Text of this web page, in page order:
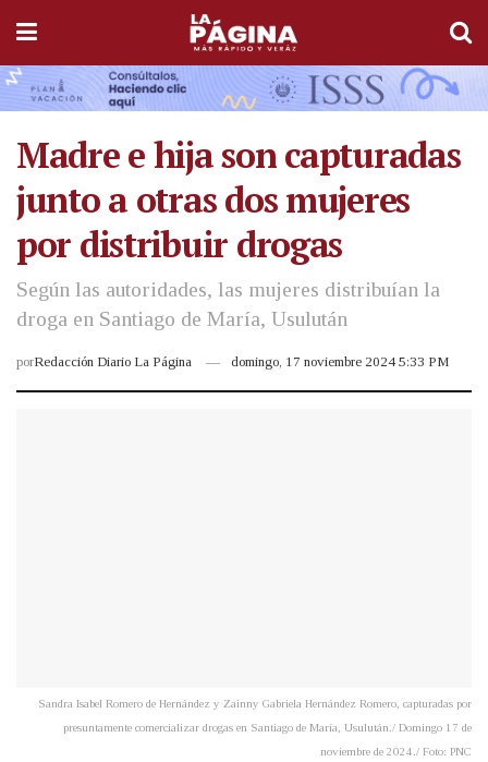
Madre e hija son capturadas
junto a otras dos mujeres
por distribuir drogas
Según las autoridades, las mujeres distribuían la
droga en Santiago de María, Usulután
porRedacción Diario La Página domingo, 17 noviembre 2024 5:33 PM
Sandra Isabel Romero de Hernández y Zainny Gabriela Hernández Romero, capturadas por
presuntamente comercializar drogas en Santiago de María, Usulután./ Domingo 17 de
noviembre de 2024./ Foto: PNC